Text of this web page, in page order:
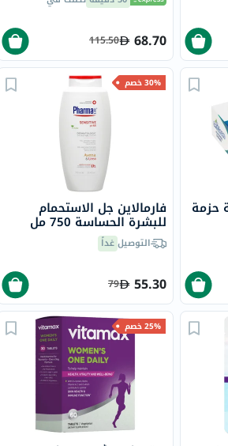
68.70
115.50
حزمة
30% خصم
فارمالاين جل الاستحمام
للبشرة الحساسة 750 مل
التوصيلغداً
55.30
79
25% خصم